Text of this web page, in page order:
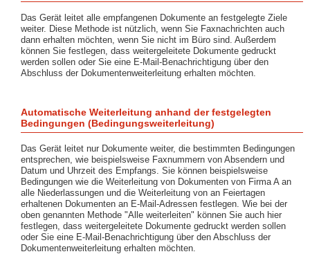
Das Gerät leitet alle empfangenen Dokumente an festgelegte Ziele
weiter. Diese Methode ist nützlich, wenn Sie Faxnachrichten auch
dann erhalten möchten, wenn Sie nicht im Büro sind. Außerdem
können Sie festlegen, dass weitergeleitete Dokumente gedruckt
werden sollen oder Sie eine E-Mail-Benachrichtigung über den
Abschluss der Dokumentenweiterleitung erhalten möchten.
Automatische Weiterleitung anhand der festgelegten
Bedingungen (Bedingungsweiterleitung)
Das Gerät leitet nur Dokumente weiter, die bestimmten Bedingungen
entsprechen, wie beispielsweise Faxnummern von Absendern und
Datum und Uhrzeit des Empfangs. Sie können beispielsweise
Bedingungen wie die Weiterleitung von Dokumenten von Firma A an
alle Niederlassungen und die Weiterleitung von an Feiertagen
erhaltenen Dokumenten an E-Mail-Adressen festlegen. Wie bei der
oben genannten Methode "Alle weiterleiten" können Sie auch hier
festlegen, dass weitergeleitete Dokumente gedruckt werden sollen
oder Sie eine E-Mail-Benachrichtigung über den Abschluss der
Dokumentenweiterleitung erhalten möchten.